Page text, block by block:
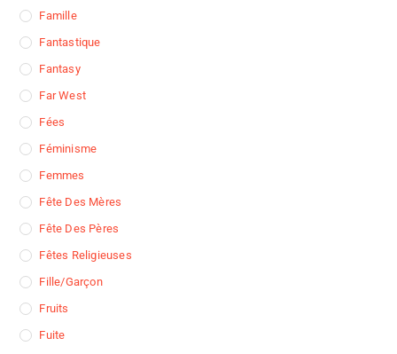
Famille
Fantastique
Fantasy
Far West
Fées
Féminisme
Femmes
Fête Des Mères
Fête Des Pères
Fêtes Religieuses
Fille/garçon
Fruits
Fuite